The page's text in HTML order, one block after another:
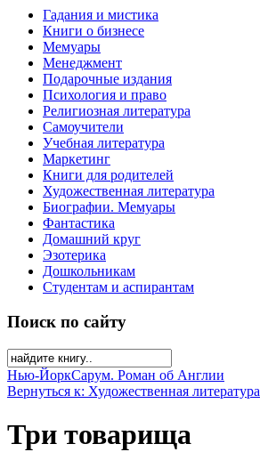
Гадания и мистика
Книги о бизнесе
Мемуары
Менеджмент
Подарочные издания
Психология и право
Религиозная литература
Самоучители
Учебная литература
Маркетинг
Книги для родителей
Художественная литература
Биографии. Мемуары
Фантастика
Домашний круг
Эзотерика
Дошкольникам
Студентам и аспирантам
Поиск по сайту
Нью-ЙоркСарум. Роман об Англии
Вернуться к: Художественная литература
Три товарища